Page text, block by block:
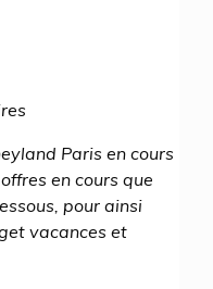
Paris en cours
en cours que
pour ainsi
vacances et